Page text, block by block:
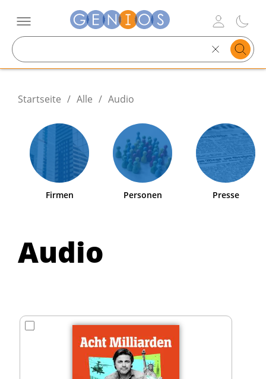
text
Startseite / Alle / Audio
Firmen Personen Presse
Audio